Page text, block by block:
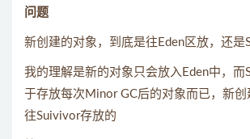
问题
新创建的对象，到底是往Eden区放，还是
我的理解是新的对象只会放入Eden中，而
于存放每次Minor GC后的对象而已，新
往Suivivor存放的